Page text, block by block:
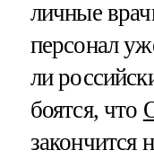
личные
персонал
ли
боятся, что
закончится